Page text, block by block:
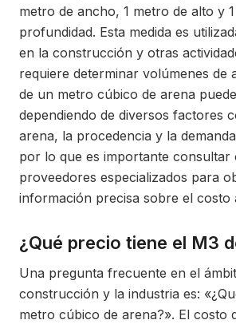
metro de ancho, 1 metro de alto y
profundidad. Esta medida es
en la construcción y otras
requiere determinar volúmenes de
de un metro cúbico de arena
dependiendo de diversos factores
arena, la procedencia y la
por lo que es importante consultar
proveedores especializados para
información precisa sobre el costo
¿Qué precio tiene el M3
Una pregunta frecuente en el
construcción y la industria es:
metro cúbico de arena?». El costo